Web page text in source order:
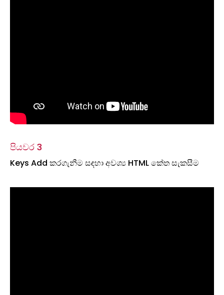
පියවර 3
Keys Add කරගැනීම සඳහා අවශ්‍ය HTML කේත සැකසීම